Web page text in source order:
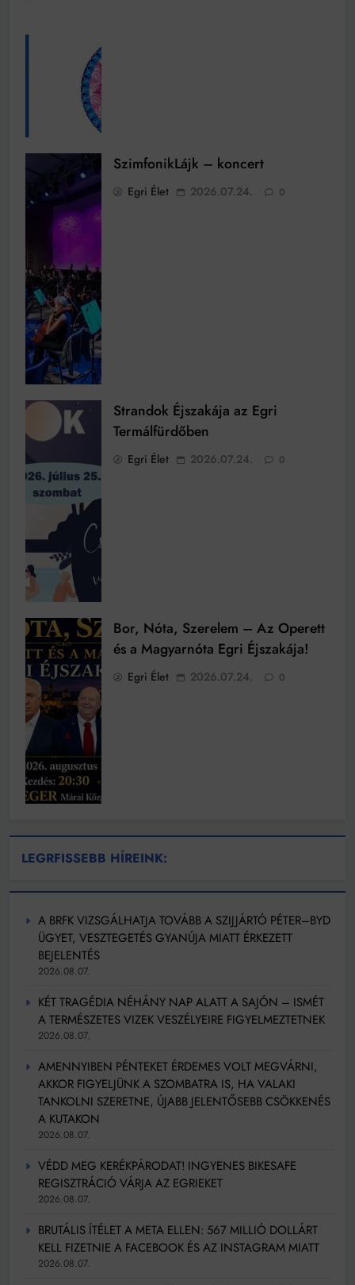
SzimfonikLájk – koncert
Egri Élet 2026.07.24. 0
Strandok Éjszakája az Egri
Termálfürdőben
Egri Élet 2026.07.24. 0
Bor, Nóta, Szerelem – Az Operett
és a Magyarnóta Egri Éjszakája!
Egri Élet 2026.07.24. 0
LEGRFISSEBB HÍREINK:
A BRFK VIZSGÁLHATJA TOVÁBB A SZIJJÁRTÓ PÉTER–BYD
ÜGYET, VESZTEGETÉS GYANÚJA MIATT ÉRKEZETT
BEJELENTÉS
2026.08.07.
KÉT TRAGÉDIA NÉHÁNY NAP ALATT A SAJÓN – ISMÉT
A TERMÉSZETES VIZEK VESZÉLYEIRE FIGYELMEZTETNEK
2026.08.07.
AMENNYIBEN PÉNTEKET ÉRDEMES VOLT MEGVÁRNI,
AKKOR FIGYELJÜNK A SZOMBATRA IS, HA VALAKI
TANKOLNI SZERETNE, ÚJABB JELENTŐSEBB CSÖKKENÉS
A KUTAKON
2026.08.07.
VÉDD MEG KERÉKPÁRODAT! INGYENES BIKESAFE
REGISZTRÁCIÓ VÁRJA AZ EGRIEKET
2026.08.07.
BRUTÁLIS ÍTÉLET A META ELLEN: 567 MILLIÓ DOLLÁRT
KELL FIZETNIE A FACEBOOK ÉS AZ INSTAGRAM MIATT
2026.08.07.